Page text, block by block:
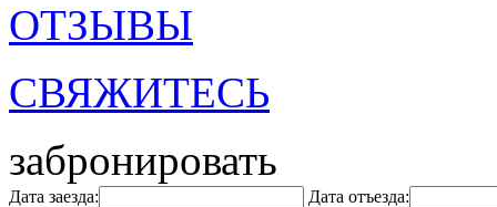
ОТЗЫВЫ
СВЯЖИТЕСЬ
забронировать
Дата заезда: Дата отъезда: